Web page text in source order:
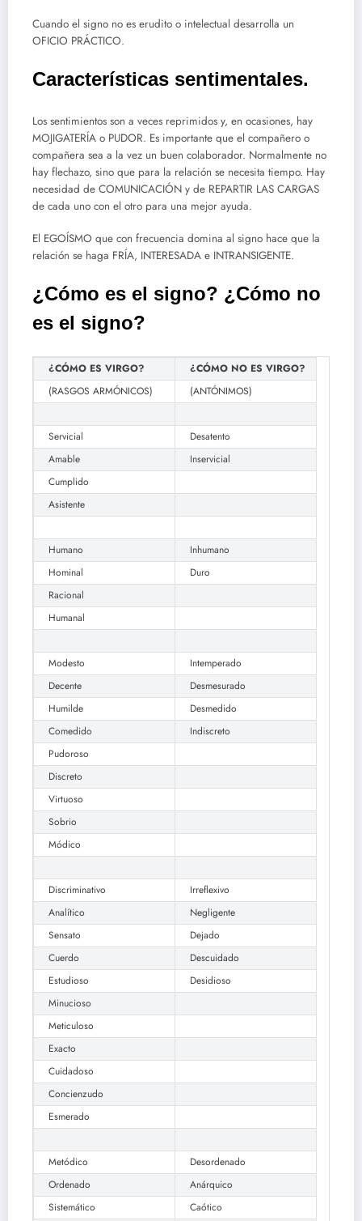
Cuando el signo no es erudito o intelectual desarrolla un
OFICIO PRÁCTICO.
Características sentimentales.
Los sentimientos son a veces reprimidos y, en ocasiones, hay
MOJIGATERÍA o PUDOR. Es importante que el compañero o
compañera sea a la vez un buen colaborador. Normalmente no
hay flechazo, sino que para la relación se necesita tiempo. Hay
necesidad de COMUNICACIÓN y de REPARTIR LAS CARGAS
de cada uno con el otro para una mejor ayuda.
El EGOÍSMO que con frecuencia domina al signo hace que la
relación se haga FRÍA, INTERESADA e INTRANSIGENTE.
¿Cómo es el signo? ¿Cómo no
es el signo?
¿CÓMO ES VIRGO?
¿CÓMO NO ES VIRGO?
(RASGOS ARMÓNICOS)
(ANTÓNIMOS)
Servicial
Desatento
Amable
Inservicial
Cumplido
Asistente
Humano
Inhumano
Hominal
Duro
Racional
Humanal
Modesto
Intemperado
Decente
Desmesurado
Humilde
Desmedido
Comedido
Indiscreto
Pudoroso
Discreto
Virtuoso
Sobrio
Módico
Discriminativo
Irreflexivo
Analítico
Negligente
Sensato
Dejado
Cuerdo
Descuidado
Estudioso
Desidioso
Minucioso
Meticuloso
Exacto
Cuidadoso
Concienzudo
Esmerado
Metódico
Desordenado
Ordenado
Anárquico
Sistemático
Caótico